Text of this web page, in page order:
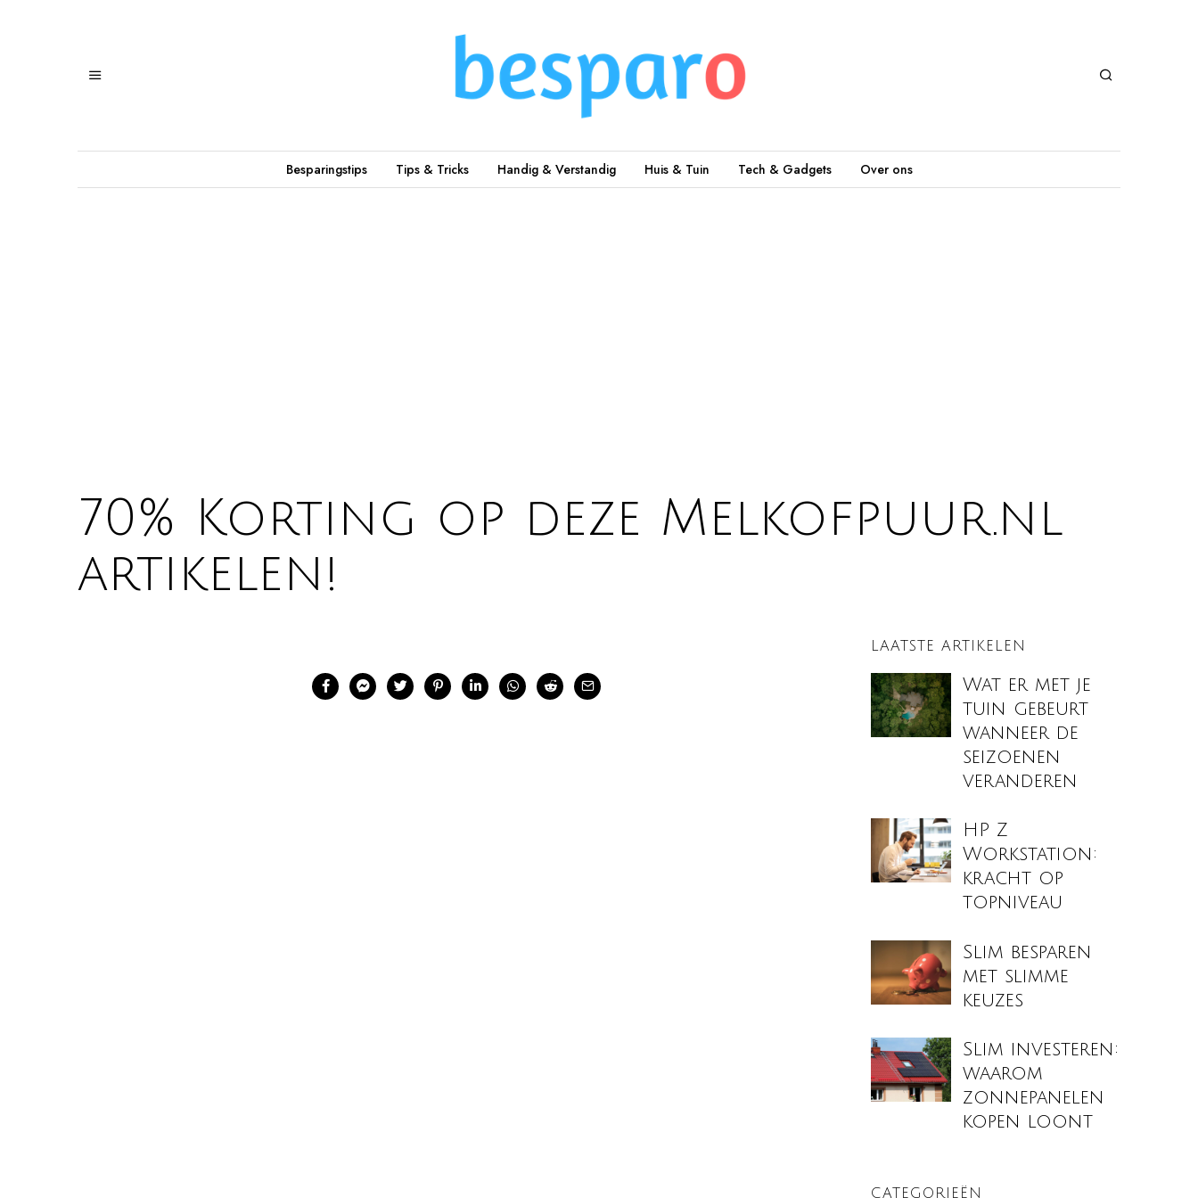
Besparingstips Tips & Tricks Handig & Verstandig Huis & Tuin Tech & Gadgets Over ons
70% Korting op deze Melkofpuur.nl
artikelen!
LAATSTE ARTIKELEN
Wat er met je
tuin gebeurt
wanneer de
seizoenen
veranderen
HP Z
Workstation:
kracht op
topniveau
Slim besparen
met slimme
keuzes
Slim investeren:
waarom
zonnepanelen
kopen loont
CATEGORIEËN